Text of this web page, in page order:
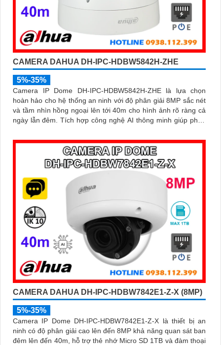
CAMERA DAHUA DH-IPC-HDBW5842H-ZHE
5%-35%
Camera IP Dome DH-IPC-HDBW5842H-ZHE là lựa chọn
hoàn hảo cho hệ thống an ninh với độ phân giải 8MP sắc nét
và tầm nhìn hồng ngoại lên tới 40m cho hình ảnh rõ ràng cả
ngày lẫn đêm. Tích hợp công nghệ AI thông minh giúp phân
báo sai, đi kèm khe cắm thẻ nhớ 256GB lưu trữ lâu dài, hỗ
trợ POE tiện lợi và mức giá phải chăng
CAMERA DAHUA DH-IPC-HDBW7842E1-Z-X (8MP)
5%-35%
Camera IP Dome DH-IPC-HDBW7842E1-Z-X là thiết bị an
ninh có độ phân giải cao lên đến 8MP khả năng quan sát ban
đêm lên đến 40m, hỗ trợ thẻ nhớ Micro SD 1TB và đàm thoại